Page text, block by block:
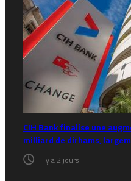
CIH Bank finalise une
milliard de dirhams,
il y a 2 jours